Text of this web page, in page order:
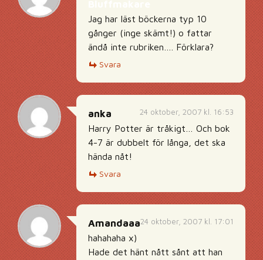
Jag har läst böckerna typ 10
gånger (inge skämt!) o fattar
ändå inte rubriken…. Förklara?
Svara
24 oktober, 2007 kl. 16:53
anka
Harry Potter är tråkigt… Och bok
4-7 är dubbelt för långa, det ska
hända nåt!
Svara
24 oktober, 2007 kl. 17:01
Amandaaa
hahahaha x)
Hade det hänt nått sånt att han